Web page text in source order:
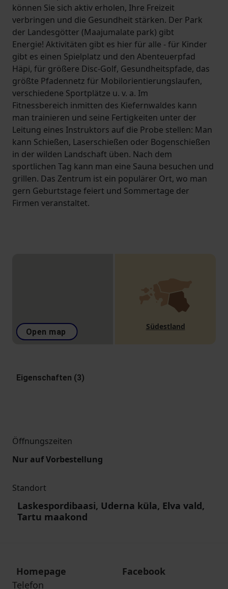
können Sie sich aktiv erholen, Ihre Freizeit
verbringen und die Gesundheit stärken. Der Park
der Landesgötter (Maajumalate park) gibt
Energie! Aktivitäten gibt es hier für alle - für Kinder
gibt es einen Spielplatz und den Abenteuerpfad
Häpi, für größere Disc-Golf, Gesundheitspfade, das
größte Pfadennetz für Mobilorientierungslaufen,
verschiedene Sportplätze u. v. a. Im
Fitnessbereich inmitten des Kiefernwaldes kann
man trainieren und seine Fertigkeiten unter der
Leitung eines Instruktors auf die Probe stellen: Man
kann Schießen, Laserschießen oder Bogenschießen
in der wilden Landschaft üben. Nach dem
sportlichen Tag kann man eine Sauna besuchen und
grillen. Das Zentrum ist ein populärer Ort, wo man
gern Geburtstage feiert und Sommertage der
Firmen veranstaltet.
Open map
Südestland
Eigenschaften (3)
Öffnungszeiten
Nur auf Vorbestellung
Standort
Laskespordibaasi, Uderna küla, Elva vald,
Tartu maakond
Homepage
Facebook
Telefon